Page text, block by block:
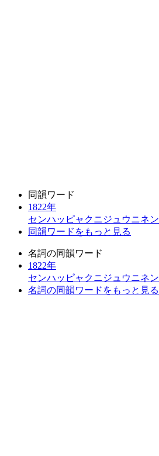
同韻ワード
1822年
センハッピャクニジュウニネン
同韻ワードをもっと見る
名詞の同韻ワード
1822年
センハッピャクニジュウニネン
名詞の同韻ワードをもっと見る